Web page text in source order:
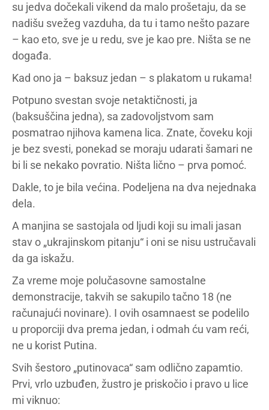
su jedva dočekali vikend da malo prošetaju, da se
nadišu svežeg vazduha, da tu i tamo nešto pazare
– kao eto, sve je u redu, sve je kao pre. Ništa se ne
događa.
Kad ono ja – baksuz jedan – s plakatom u rukama!
Potpuno svestan svoje netaktičnosti, ja
(baksuščina jedna), sa zadovoljstvom sam
posmatrao njihova kamena lica. Znate, čoveku koji
je bez svesti, ponekad se moraju udarati šamari ne
bi li se nekako povratio. Ništa lično – prva pomoć.
Dakle, to je bila većina. Podeljena na dva nejednaka
dela.
A manjina se sastojala od ljudi koji su imali jasan
stav o „ukrajinskom pitanju“ i oni se nisu ustručavali
da ga iskažu.
Za vreme moje polučasovne samostalne
demonstracije, takvih se sakupilo tačno 18 (ne
računajući novinare). I ovih osamnaest se podelilo
u proporciji dva prema jedan, i odmah ću vam reći,
ne u korist Putina.
Svih šestoro „putinovaca“ sam odlično zapamtio.
Prvi, vrlo uzbuđen, žustro je priskočio i pravo u lice
mi viknuo: